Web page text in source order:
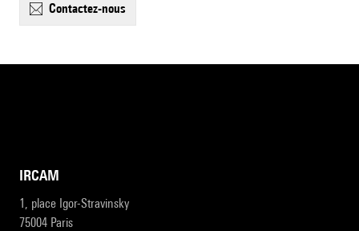
contactez-nous
IRCAM
1, place Igor-Stravinsky
75004 Paris